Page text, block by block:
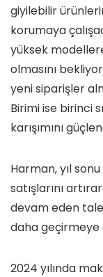
giyilebilir
korumaya
yüksek
olmasını
yeni siparişler
Birimi ise birinci
karışımını
Harman, yıl
satışlarını
devam eden
daha geçirmeye
2024 yılında